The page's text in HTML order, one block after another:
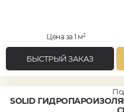
Цена за 1 м²
БЫСТРЫЙ ЗАКАЗ
SOLID